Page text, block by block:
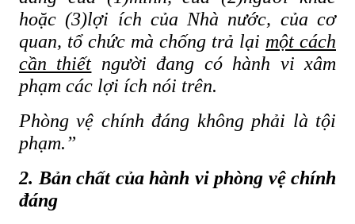
hoặc (3)lợi ích của Nhà nước, của cơ
quan, tổ chức mà chống trả lại một cách
cần thiết người đang có hành vi xâm
phạm các lợi ích nói trên.
Phòng vệ chính đáng không phải là tội
phạm.”
2. Bản chất của hành vi phòng vệ chính
đáng